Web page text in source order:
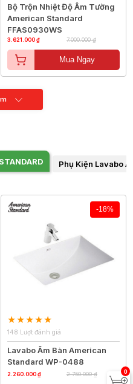
Bộ Trộn Nhiệt Độ Âm Tường
American Standard
FFAS0930WS
3.621.000 ₫ 7.000.000 ₫
Mua Ngay
Phụ Kiện Lavabo
-18%
148 Lượt đánh giá
Lavabo Âm Bàn American
Standard WP-0488
2.260.000 ₫ 2.750.000 ₫ 0